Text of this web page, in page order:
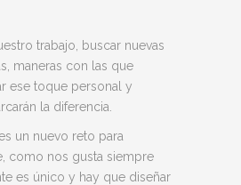
trabajo, buscar nuevas
maneras con las que
ese toque personal y
la diferencia.
un nuevo reto para
como nos gusta siempre
es único y hay que diseñar